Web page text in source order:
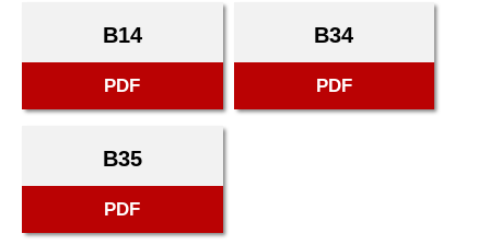
B14
PDF
B34
PDF
B35
PDF